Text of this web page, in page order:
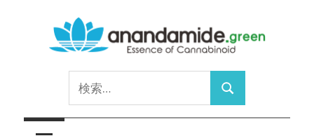
anandamide.green
Cannabinoid
索:
検
索